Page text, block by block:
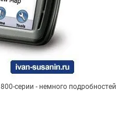
серии - немного подробностей